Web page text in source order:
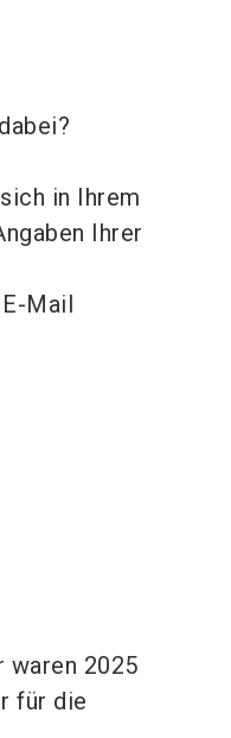
in Ihrem
Ihrer
Mail
waren 2025
für die